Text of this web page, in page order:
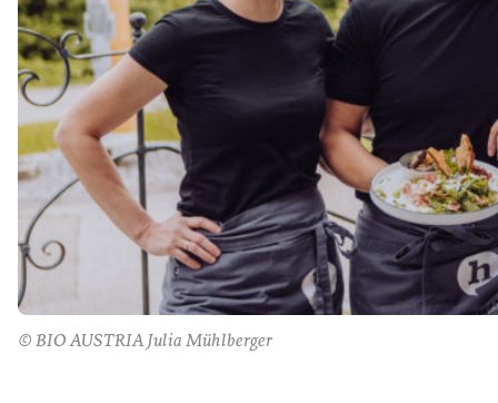
© BIO AUSTRIA Julia Mühlberger